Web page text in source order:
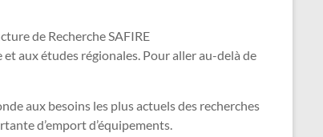
de Recherche SAFIRE
aux études régionales. Pour aller au-delà de
aux besoins les plus actuels des recherches
d’emport d’équipements.